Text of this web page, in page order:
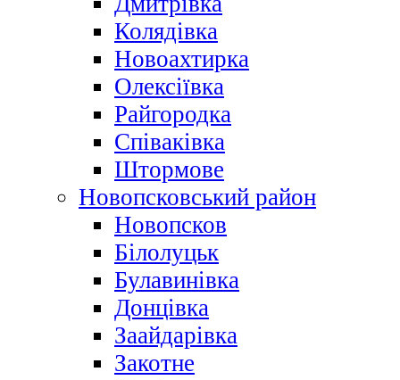
Колядівка
Новоахтирка
Олексіївка
Райгородка
Співаківка
Штормове
Новопсковський район
Новопсков
Білолуцьк
Булавинівка
Донцівка
Заайдарівка
Закотне